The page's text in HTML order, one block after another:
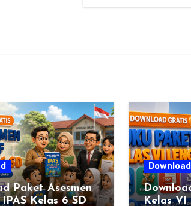
Paket Asesmen
Kelas 6 SD
Download
Kelas VI